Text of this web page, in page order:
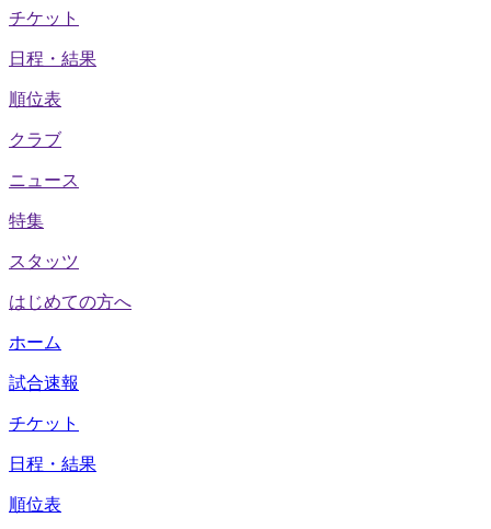
チケット
日程・結果
順位表
クラブ
ニュース
特集
スタッツ
はじめての方へ
ホーム
試合速報
チケット
日程・結果
順位表